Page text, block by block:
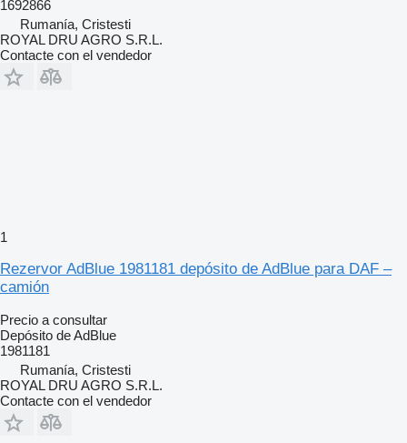
1692866
Rumanía, Cristesti
ROYAL DRU AGRO S.R.L.
Contacte con el vendedor
1
Rezervor AdBlue 1981181 depósito de AdBlue para DAF –
camión
Precio a consultar
Depósito de AdBlue
1981181
Rumanía, Cristesti
ROYAL DRU AGRO S.R.L.
Contacte con el vendedor